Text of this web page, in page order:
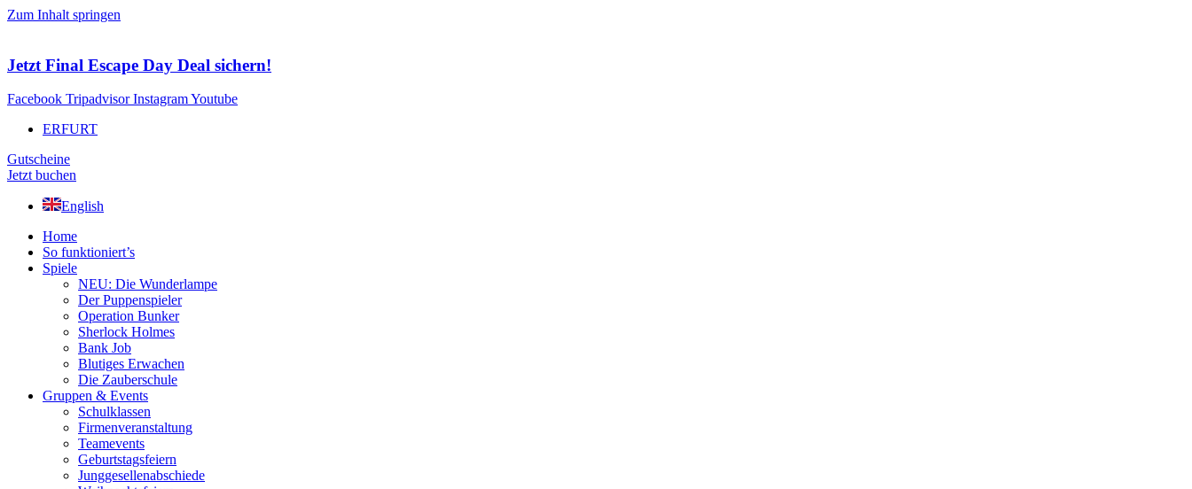
Zum Inhalt springen
Jetzt Final Escape Day Deal sichern!
Facebook Tripadvisor InstagramYoutube
ERFURT
Gutscheine
Jetzt buchen
English
Home
So funktioniert’s
Spiele
NEU: Die Wunderlampe
Der Puppenspieler
Operation Bunker
Sherlock Holmes
Bank Job
Blutiges Erwachen
Die Zauberschule
Gruppen & Events
Schulklassen
Firmenveranstaltung
Teamevents
Geburtstagsfeiern
Junggesellenabschiede